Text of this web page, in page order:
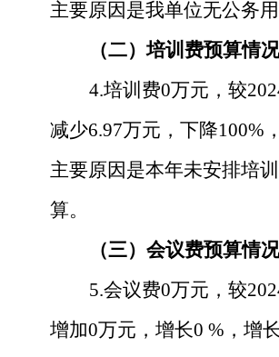
主要原因是我单位无公务
（二）培训费预算情
4.培训费0万元，较
减少6.97万元，下降100%
主要原因是本年未安排培
算。
（三）会议费预算情
5.会议费0万元，较
增加0万元，增长0 %，增